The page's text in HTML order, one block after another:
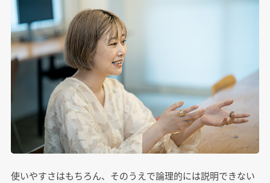
使いやすさはもちろん、そのうえで論理的には説明できない